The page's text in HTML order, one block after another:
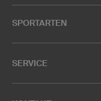
SPORTARTEN
SERVICE